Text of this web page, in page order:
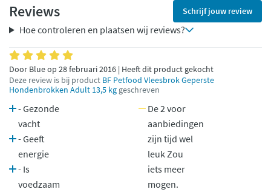
Reviews Schrijf jouw review
Hoe controleren en plaatsen wij reviews?
Door Blue op 28 februari 2016 | Heeft dit product gekocht
Deze review is bij product BF Petfood Vleesbrok Geperste
Hondenbrokken Adult 13,5 kg geschreven
- Gezonde
vacht
- Geeft
energie
- Is
voedzaam
De 2 voor
aanbiedingen
zijn tijd wel
leuk Zou
iets meer
mogen.